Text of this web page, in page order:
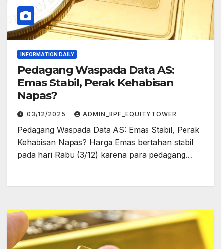
INFORMATION DAILY
Pedagang Waspada Data AS:
Emas Stabil, Perak Kehabisan
Napas?
03/12/2025 ADMIN_BPF_EQUITYTOWER
Pedagang Waspada Data AS: Emas Stabil, Perak
Kehabisan Napas? Harga Emas bertahan stabil
pada hari Rabu (3/12) karena para pedagang…